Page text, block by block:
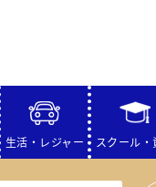
生活・レジャー スクール・